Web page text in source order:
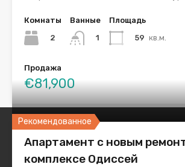
Комнаты
2
Ванные
1
Площадь
59 кв.м.
Продажа
€81,900
Рекомендованное
Апартамент с новым
комплексе Одиссей
Купить недвижимость в
Цены от 30000 €, цены 2026